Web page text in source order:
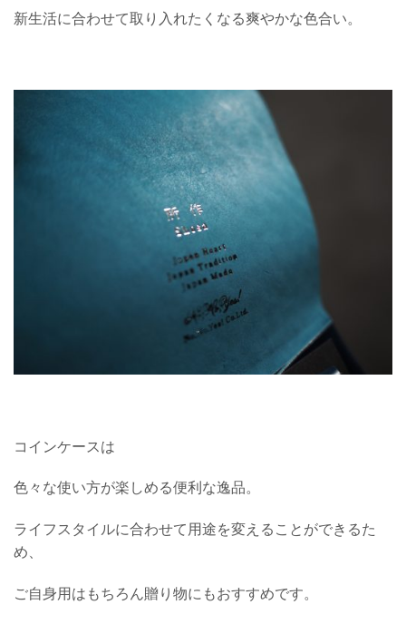
新生活に合わせて取り入れたくなる爽やかな色合い。
コインケースは
色々な使い方が楽しめる便利な逸品。
ライフスタイルに合わせて用途を変えることができるた
め、
ご自身用はもちろん贈り物にもおすすめです。